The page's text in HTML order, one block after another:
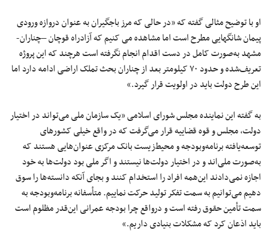
او با توضیح مثالی گفته که «در حالی که مرز باجگیران به عنوان دروازه ورودی
پیمان شانگهایی مطرح است اما مشاهده می کنیم که آزادراه قوچان –چناران-
مشهد به‌صورت کامل در دست اقدام انجام نگرفته است هرچند که این پروژه
تعریف‌شده و حدود ۷۰ کیلومتر بعد از چناران بحث تملک اراضی ادامه دارد اما
این طرح دولت باید در اولویت قرار گیرد.»
به گفته این نماینده مجلس شورای اسلامی «یک سازمان ملی می‌تواند در اختیار
دولت، مجلس و قوه قضاییه قرار می‌گرفت که در واقع خیلی کشورهای
توسعه‌یافته برنامه‌وبودجه و محیط‌زیست بانک مرکزی عنوان‌هایی هستند که
به‌صورت ملی‌اند و در اختیار دولت‌ها نیستند و اگر ملی بود دولت‌ها به خود
اجازه نمی‌دادند این‌همه افراد را استخدام کنند و بجای آنکه دانسته‌ها را سوق
دهیم می‌توانیم به سمت تفکر تولید حرکت نماییم. متأسفانه برنامه‌وبودجه به
سمت تأمین حقوق رفته است و درواقع چرا بودجه عمرانی این‌قدر مظلوم است
باید اذعان کرد که مشکلات بنیادی داریم.»